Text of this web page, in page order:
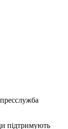
підтримують